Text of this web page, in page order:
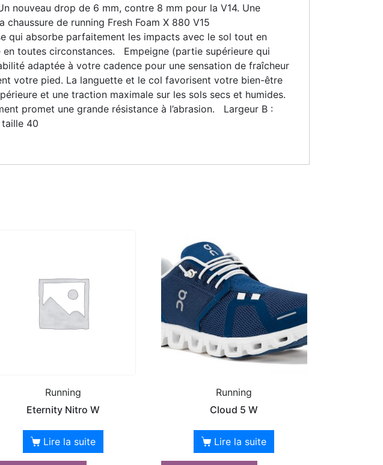
nouveau drop de 6 mm, contre 8 mm pour la V14. Une
de running Fresh Foam X 880 V15
qui absorbe parfaitement les impacts avec le sol tout en
toutes circonstances. Empeigne (partie supérieure qui
adaptée à votre cadence pour une sensation de fraîcheur
votre pied. La languette et le col favorisent votre bien-être
et une traction maximale sur les sols secs et humides.
promet une grande résistance à l’abrasion. Largeur B :
40
Running
Eternity Nitro W
Lire la suite
Running
Cloud 5 W
Lire la suite